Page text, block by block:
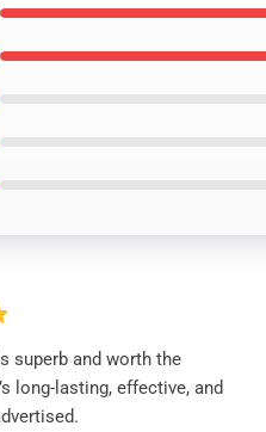
superb and worth the
long-lasting, effective, and